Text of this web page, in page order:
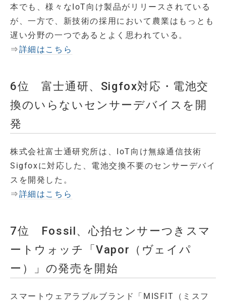
本でも、様々なIoT向け製品がリリースされている
が、一方で、新技術の採用において農業はもっとも
遅い分野の一つであるとよく思われている。
⇒詳細はこちら
6位 富士通研、Sigfox対応・電池交
換のいらないセンサーデバイスを開
発
株式会社富士通研究所は、IoT向け無線通信技術
Sigfoxに対応した、電池交換不要のセンサーデバイ
スを開発した。
⇒詳細はこちら
7位 Fossil、心拍センサーつきスマ
ートウォッチ「Vapor（ヴェイパ
ー）」の発売を開始
スマートウェアラブルブランド「MISFIT（ミスフ